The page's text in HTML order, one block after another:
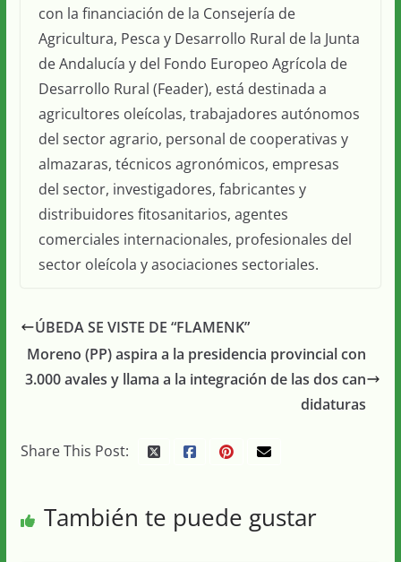
con la financiación de la Consejería de
Agricultura, Pesca y Desarrollo Rural de la Junta
de Andalucía y del Fondo Europeo Agrícola de
Desarrollo Rural (Feader), está destinada a
agricultores oleícolas, trabajadores autónomos
del sector agrario, personal de cooperativas y
almazaras, técnicos agronómicos, empresas
del sector, investigadores, fabricantes y
distribuidores fitosanitarios, agentes
comerciales internacionales, profesionales del
sector oleícola y asociaciones sectoriales.
ÚBEDA SE VISTE DE “FLAMENK”
Moreno (PP) aspira a la presidencia provincial con
3.000 avales y llama a la integración de las dos can
didaturas
Share This Post:
También te puede gustar